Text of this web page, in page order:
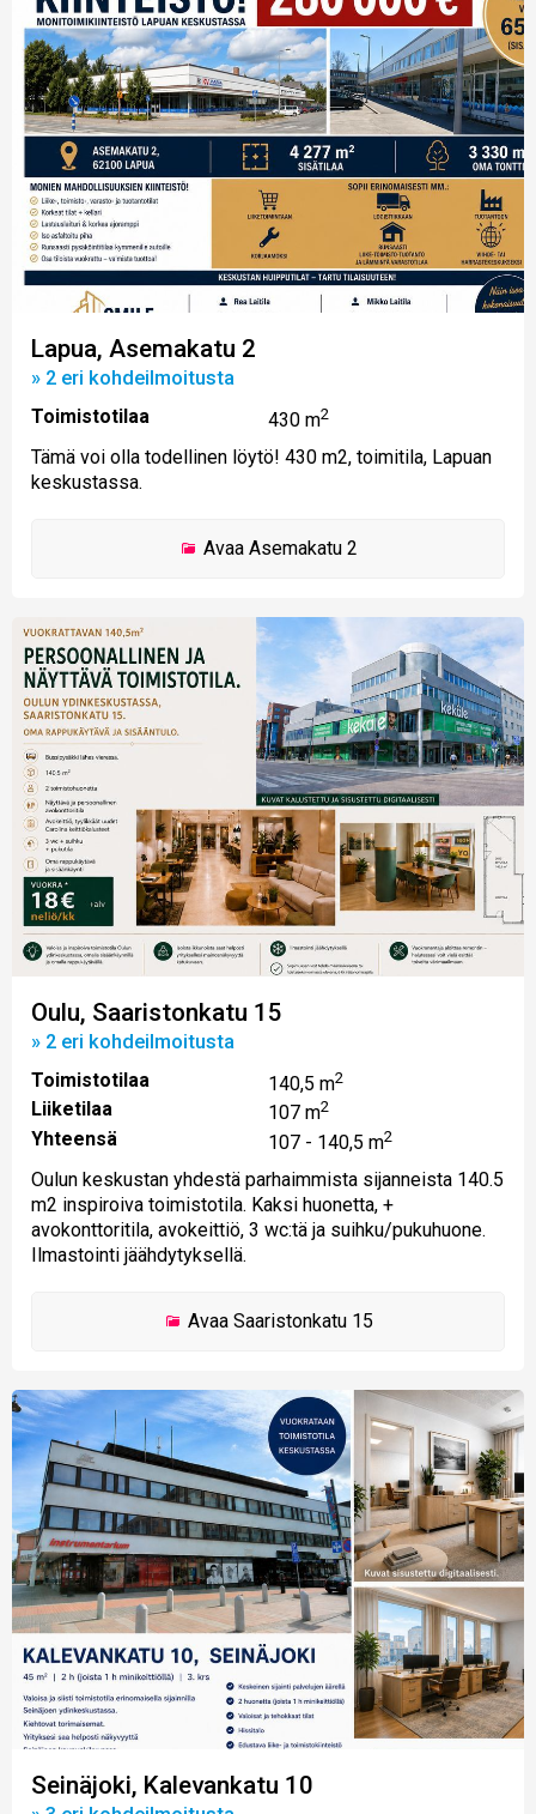
Lapua, Asemakatu 2
» 2 eri kohdeilmoitusta
Toimistotilaa
430 m2
Tämä voi olla todellinen löytö! 430 m2, toimitila, Lapuan
keskustassa.
AvaaAsemakatu 2
Oulu, Saaristonkatu 15
» 2 eri kohdeilmoitusta
Toimistotilaa
140,5 m2
Liiketilaa 107 m2
Yhteensä 107 - 140,5 m2
Oulun keskustan yhdestä parhaimmista sijanneista 140.5
m2 inspiroiva toimistotila. Kaksi huonetta, +
avokonttoritila, avokeittiö, 3 wc:tä ja suihku/pukuhuone.
Ilmastointi jäähdytyksellä.
AvaaSaaristonkatu 15
Seinäjoki, Kalevankatu 10